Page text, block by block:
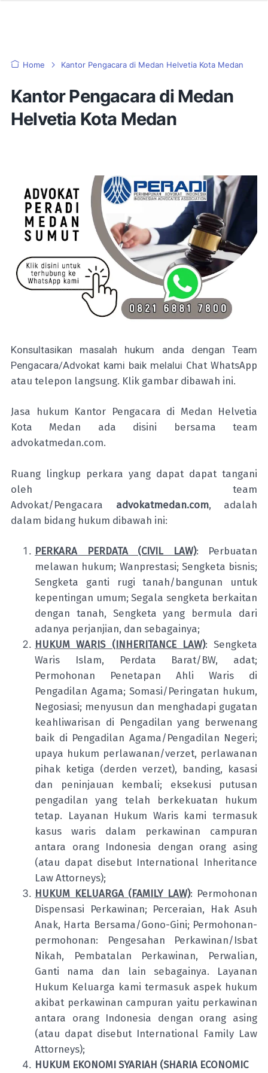
Home Kantor Pengacara di Medan Helvetia Kota Medan
Kantor Pengacara di Medan
Helvetia Kota Medan
Konsultasikan masalah hukum anda dengan Team
Pengacara/Advokat kami baik melalui Chat WhatsApp
atau telepon langsung. Klik gambar dibawah ini.
Jasa hukum Kantor Pengacara di Medan Helvetia
Kota Medan ada disini bersama team
advokatmedan.com.
Ruang lingkup perkara yang dapat dapat tangani
oleh team
Advokat/Pengacara advokatmedan.com, adalah
dalam bidang hukum dibawah ini:
PERKARA PERDATA (CIVIL LAW): Perbuatan
melawan hukum; Wanprestasi; Sengketa bisnis;
Sengketa ganti rugi tanah/bangunan untuk
kepentingan umum; Segala sengketa berkaitan
dengan tanah, Sengketa yang bermula dari
adanya perjanjian, dan sebagainya;
HUKUM WARIS (INHERITANCE LAW): Sengketa
Waris Islam, Perdata Barat/BW, adat;
Permohonan Penetapan Ahli Waris di
Pengadilan Agama; Somasi/Peringatan hukum,
Negosiasi; menyusun dan menghadapi gugatan
keahliwarisan di Pengadilan yang berwenang
baik di Pengadilan Agama/Pengadilan Negeri;
upaya hukum perlawanan/verzet, perlawanan
pihak ketiga (derden verzet), banding, kasasi
dan peninjauan kembali; eksekusi putusan
pengadilan yang telah berkekuatan hukum
tetap. Layanan Hukum Waris kami termasuk
kasus waris dalam perkawinan campuran
antara orang Indonesia dengan orang asing
(atau dapat disebut International Inheritance
Law Attorneys);
HUKUM KELUARGA (FAMILY LAW): Permohonan
Dispensasi Perkawinan; Perceraian, Hak Asuh
Anak, Harta Bersama/Gono-Gini; Permohonan-
permohonan: Pengesahan Perkawinan/Isbat
Nikah, Pembatalan Perkawinan, Perwalian,
Ganti nama dan lain sebagainya. Layanan
Hukum Keluarga kami termasuk aspek hukum
akibat perkawinan campuran yaitu perkawinan
antara orang Indonesia dengan orang asing
(atau dapat disebut International Family Law
Attorneys);
HUKUM EKONOMI SYARIAH (SHARIA ECONOMIC